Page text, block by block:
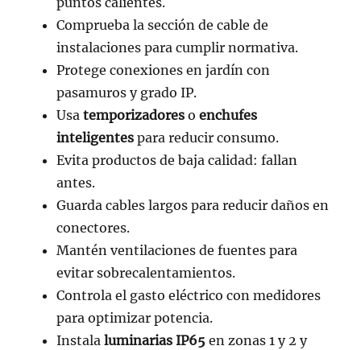
Comprueba la sección de cable de
instalaciones para cumplir normativa.
Protege conexiones en jardín con
pasamuros y grado IP.
Usa temporizadores o enchufes
inteligentes para reducir consumo.
Evita productos de baja calidad: fallan
antes.
Guarda cables largos para reducir daños en
conectores.
Mantén ventilaciones de fuentes para
evitar sobrecalentamientos.
Controla el gasto eléctrico con medidores
para optimizar potencia.
Instala luminarias IP65 en zonas 1 y 2 y